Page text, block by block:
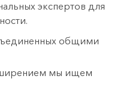
экспертов для
общими
мы ищем